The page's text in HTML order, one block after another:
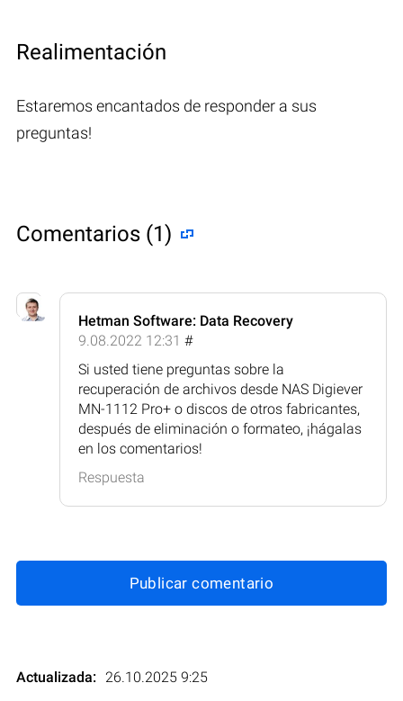
Realimentación
Estaremos encantados de responder a sus
preguntas!
Comentarios (1)
Hetman Software: Data Recovery
9.08.2022 12:31 #
Si usted tiene preguntas sobre la
recuperación de archivos desde NAS Digiever
MN-1112 Pro+ o discos de otros fabricantes,
después de eliminación o formateo, ¡hágalas
en los comentarios!
Respuesta
Publicar comentario
Actualizada: 26.10.2025 9:25